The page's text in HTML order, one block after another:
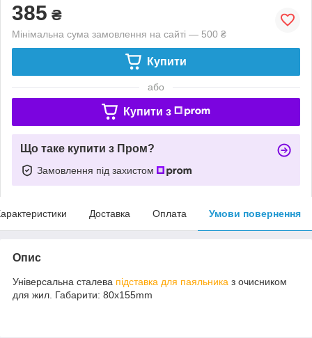
385 ₴
Мінімальна сума замовлення на сайті — 500 ₴
Купити
або
Купити з
Що таке купити з Пром?
Замовлення під захистом
Доставка Оплата Умови повернення
Опис
Універсальна сталева підставка для паяльника з очисником
для жил. Габарити: 80x155mm